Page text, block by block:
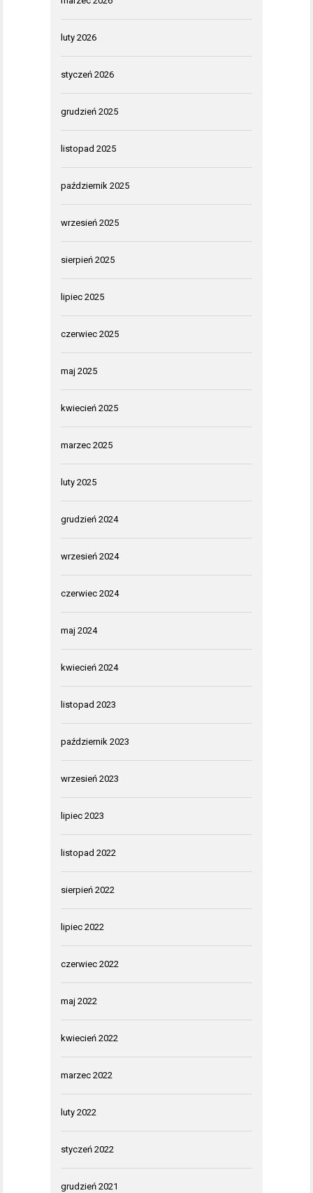
luty 2026
styczeń 2026
grudzień 2025
listopad 2025
październik 2025
wrzesień 2025
sierpień 2025
lipiec 2025
czerwiec 2025
maj 2025
kwiecień 2025
marzec 2025
luty 2025
grudzień 2024
wrzesień 2024
czerwiec 2024
maj 2024
kwiecień 2024
listopad 2023
październik 2023
wrzesień 2023
lipiec 2023
listopad 2022
sierpień 2022
lipiec 2022
czerwiec 2022
maj 2022
kwiecień 2022
marzec 2022
luty 2022
styczeń 2022
grudzień 2021